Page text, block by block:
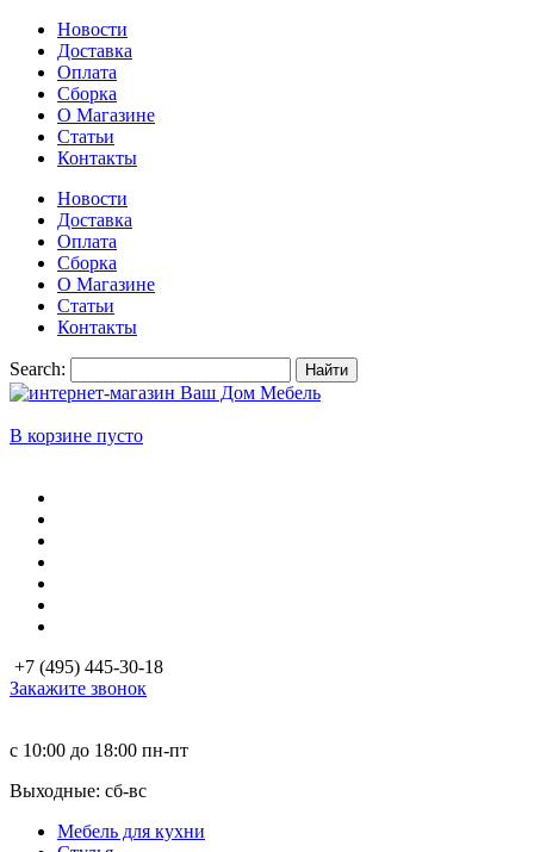
Новости
Доставка
Оплата
Сборка
О Магазине
Статьи
Контакты
Новости
Доставка
Оплата
Сборка
О Магазине
Статьи
Контакты
Search: Найти
В корзине пусто
+7 (495) 445-30-18
Закажите звонок
с 10:00 до 18:00 пн-пт
Выходные: сб-вc
Мебель для кухни